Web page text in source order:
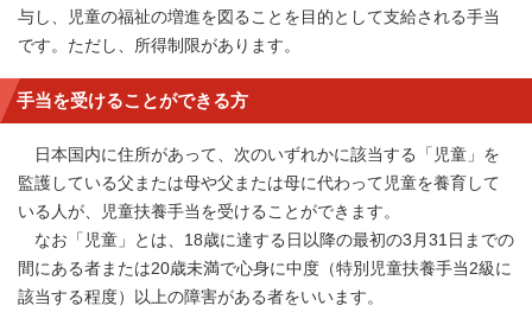
与し、児童の福祉の増進を図ることを目的として支給される手当
です。ただし、所得制限があります。
手当を受けることができる方
日本国内に住所があって、次のいずれかに該当する「児童」を
監護している父または母や父または母に代わって児童を養育して
いる人が、児童扶養手当を受けることができます。
なお「児童」とは、18歳に達する日以降の最初の3月31日までの
間にある者または20歳未満で心身に中度（特別児童扶養手当2級に
該当する程度）以上の障害がある者をいいます。